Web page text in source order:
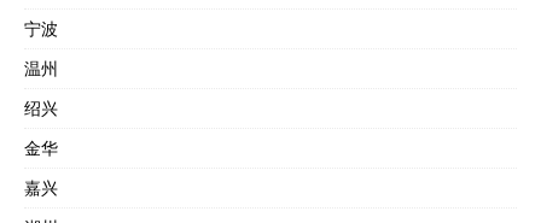
宁波
温州
绍兴
金华
嘉兴